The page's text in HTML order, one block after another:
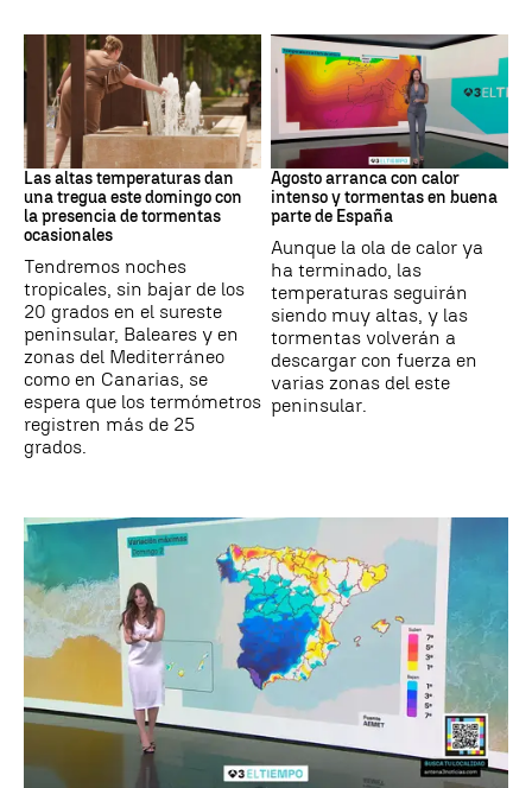
Tiempo
Las altas temperaturas dan
una tregua este domingo con
la presencia de tormentas
ocasionales
Tendremos noches
tropicales, sin bajar de los
20 grados en el sureste
peninsular, Baleares y en
zonas del Mediterráneo
como en Canarias, se
espera que los termómetros
registren más de 25
grados.
Tiempo
Agosto arranca con calor
intenso y tormentas en buena
parte de España
Aunque la ola de calor ya
ha terminado, las
temperaturas seguirán
siendo muy altas, y las
tormentas volverán a
descargar con fuerza en
varias zonas del este
peninsular.